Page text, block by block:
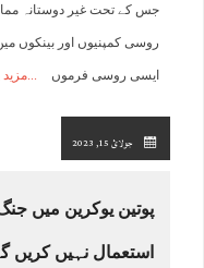
جس کے تحت غیر دوستانہ
روسی کمپنیوں اور بینکوں
ایسی روسی فرموں مزید
جولائ 15, 2023
پوتین یوکرین میں
استعمال نہیں کریں